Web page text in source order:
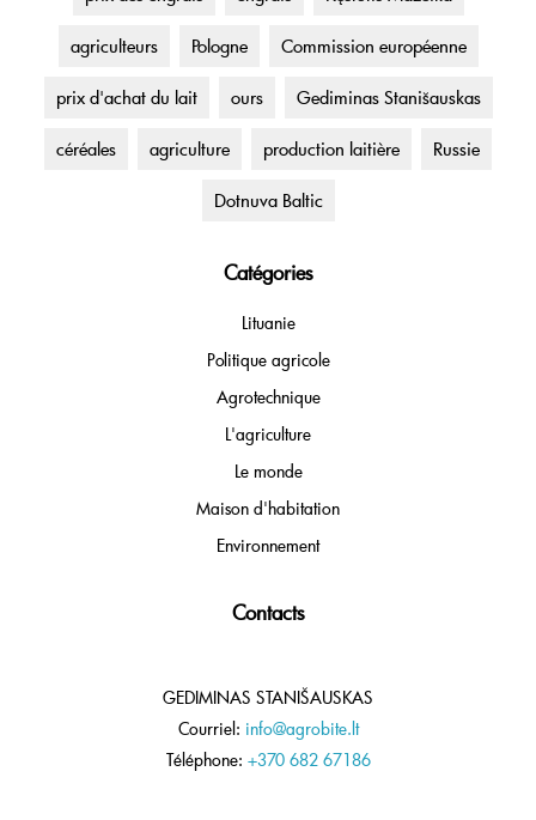
agriculteurs Pologne Commission européenne
prix d'achat du lait ours Gediminas Stanišauskas
céréales agriculture production laitière Russie
Dotnuva Baltic
Catégories
Lituanie
Politique agricole
Agrotechnique
L'agriculture
Le monde
Maison d'habitation
Environnement
Contacts
GEDIMINAS STANIŠAUSKAS
Courriel: info@agrobite.lt
Téléphone: +370 682 67186